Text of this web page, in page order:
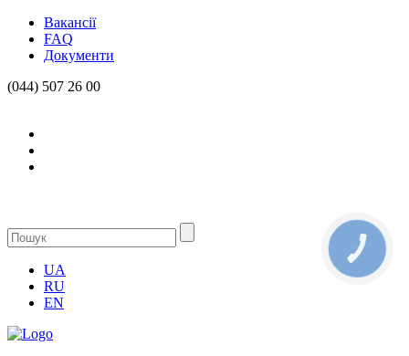
Вакансії
FAQ
Документи
(044) 507 26 00
UA
RU
EN
КНОПКА
СВЯЗИ